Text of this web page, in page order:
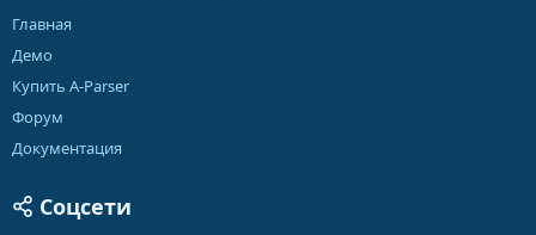
Главная
Демо
Купить A-Parser
Форум
Документация
Соцсети